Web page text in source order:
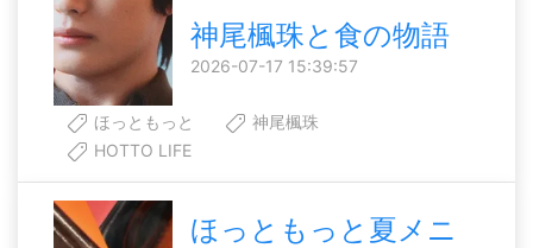
神尾楓珠と食の物語
2026-07-17 15:39:57
ほっともっと
神尾楓珠
HOTTO LIFE
ほっともっと夏メニ